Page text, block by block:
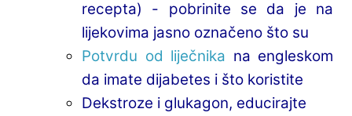
recepta) - pobrinite se da je na
lijekovima jasno označeno što su
Potvrdu od liječnika na engleskom
da imate dijabetes i što koristite
Dekstroze i glukagon, educirajte